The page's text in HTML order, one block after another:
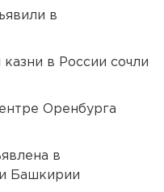
в
в России сочли
Оренбурга
в
Башкирии